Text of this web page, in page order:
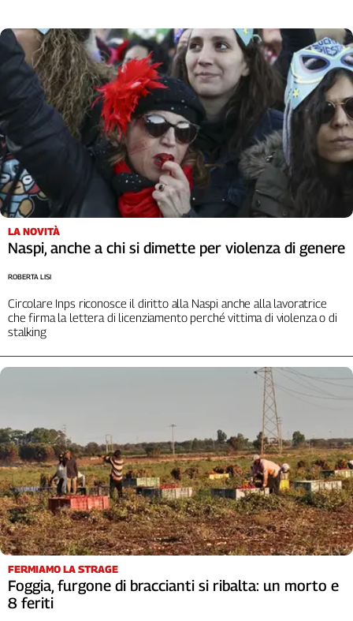
Contatti
redazione
Newsletter
LA NOVITÀ
Naspi, anche a chi si dimette per violenza di genere
Circolare Inps riconosce il diritto alla Naspi anche alla lavoratrice
che firma la lettera di licenziamento perché vittima di violenza o di
stalking
ROBERTA LISI
FERMIAMO LA STRAGE
Foggia, furgone di braccianti si ribalta: un morto e
8 feriti